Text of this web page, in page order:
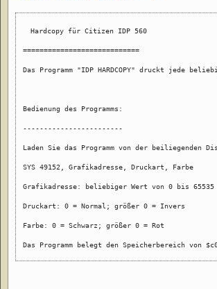
Hardcopy für Citizen IDP 560
============================
Das Programm "IDP HARDCOPY" druckt
Bedienung des Programms:
------------------------
Laden Sie das Programm von der beiliegenden
SYS 49152, Grafikadresse, Druckart, Farbe
Grafikadresse: beliebiger Wert von 0 bis 65535
Druckart: 0 = Normal; größer 0 = Invers
Farbe: 0 = Schwarz; größer 0 = Rot
Das Programm belegt den Speicherbereich